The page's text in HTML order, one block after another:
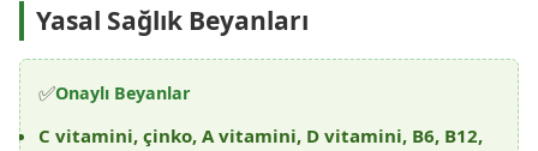
Yasal Sağlık Beyanları
✅Onaylı Beyanlar
C vitamini, çinko, A vitamini, D vitamini, B6, B12,